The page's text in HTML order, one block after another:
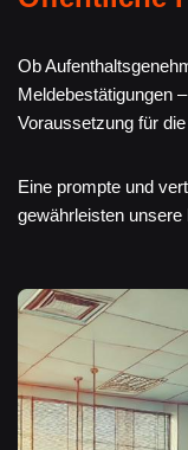
Ob
Meldebestätigungen
Voraussetzung für
Eine prompte und
gewährleisten